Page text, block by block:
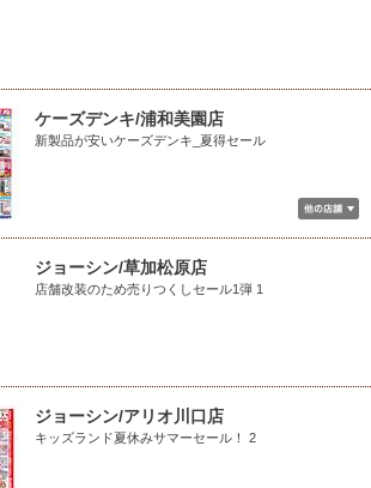
ケーズデンキ/浦和美園店
新製品が安いケーズデンキ_夏得セール
ジョーシン/草加松原店
店舗改装のため売りつくしセール1弾 1
ジョーシン/アリオ川口店
キッズランド夏休みサマーセール！ 2